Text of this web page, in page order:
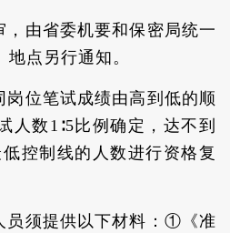
，由省委机要和保密局统一
点另行通知。
位笔试成绩由高到低的顺
人数1∶5比例确定，达不到
控制线的人数进行资格复
员须提供以下材料：①《准